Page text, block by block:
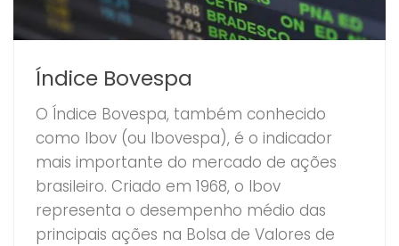
Índice Bovespa
O Índice Bovespa, também conhecido
como Ibov (ou Ibovespa), é o indicador
mais importante do mercado de ações
brasileiro. Criado em 1968, o Ibov
representa o desempenho médio das
principais ações na Bolsa de Valores de